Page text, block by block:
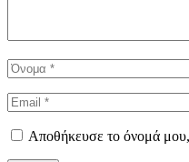
Αποθήκευσε το όνομά